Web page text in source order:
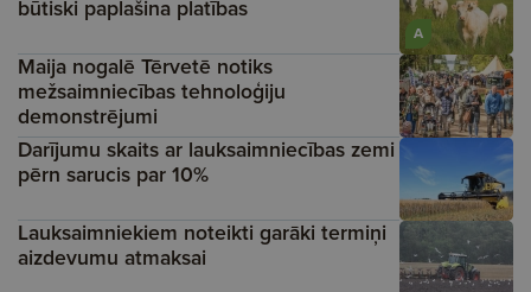
A
būtiski paplašina platības
Maija nogalē Tērvetē notiks
mežsaimniecības tehnoloģiju
demonstrējumi
Darījumu skaits ar lauksaimniecības zemi
pērn sarucis par 10%
Lauksaimniekiem noteikti garāki termiņi
aizdevumu atmaksai